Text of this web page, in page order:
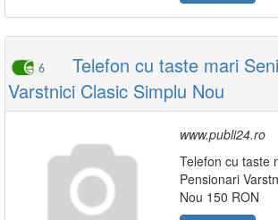
6
Telefon cu taste mari
Varstnici Clasic Simplu Nou
www.publi24.ro
Telefon cu taste
Pensionari
Nou 150 RON